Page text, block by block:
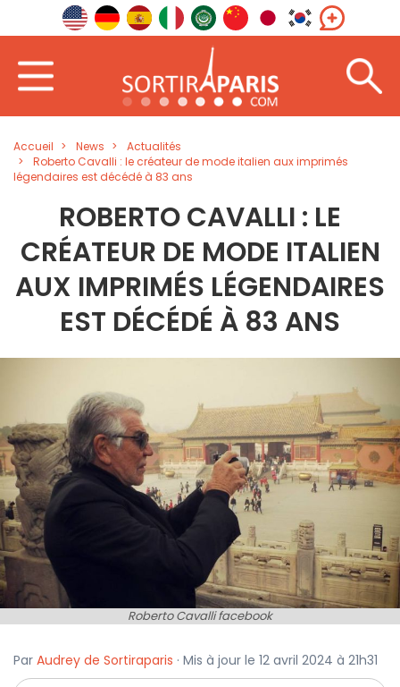
Accueil News
Actualités
Roberto Cavalli : le créateur de mode italien aux imprimés
légendaires est décédé à 83 ans
ROBERTO CAVALLI : LE
CRÉATEUR DE MODE ITALIEN
AUX IMPRIMÉS LÉGENDAIRES
EST DÉCÉDÉ À 83 ANS
Roberto Cavalli facebook
Par Audrey de Sortiraparis · Mis à jour le 12 avril 2024 à 21h31